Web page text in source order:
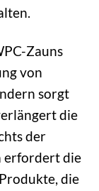
Zauns
von
sorgt
die
der
erfordert die
die